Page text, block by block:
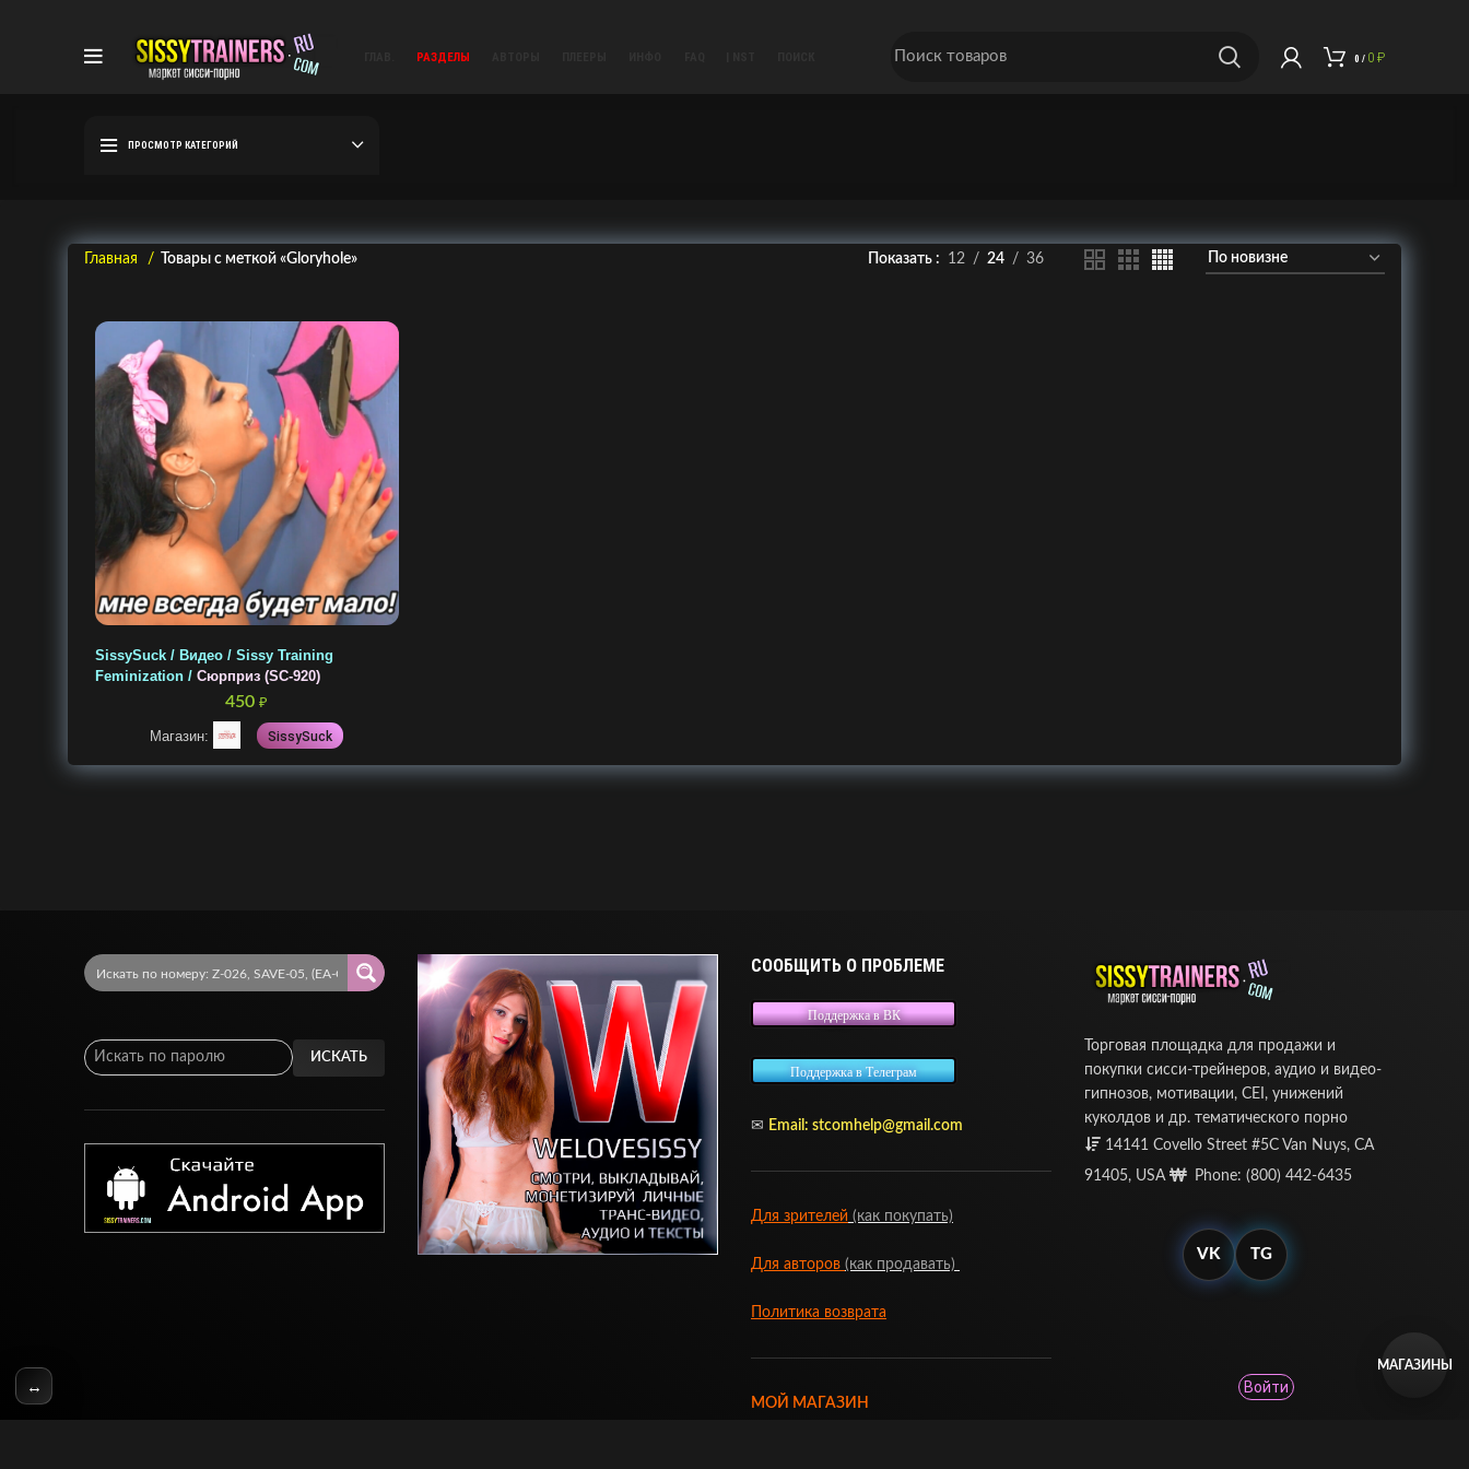
РАЗДЕЛЫ 0 / 0 ₽
ПРОСМОТР КАТЕГОРИЙ
Главная Товары с меткой «Gloryhole» Показать 12 24 36
SissySuck / Видео / Sissy Training
Feminization / Сюрприз (SC-920)
450₽
Магазин: SissySuck
ИСКАТЬ
СООБЩИТЬ О ПРОБЛЕМЕ
Поддержка в ВК
Поддержка в Телеграм
✉ Email: stcomhelp@gmail.com
Для зрителей (как покупать)
Для авторов (как продавать)
Политика возврата
МОЙ МАГАЗИН
Торговая площадка для продажи и
покупки сисси-трейнеров, аудио и видео-
гипнозов, мотивации, CEI, унижений
куколдов и др. тематического порно
14141 Covello Street #5C Van Nuys, CA
91405, USA
Phone: (800) 442-6435
VK TG
↔ Войти
МАГАЗИНЫ